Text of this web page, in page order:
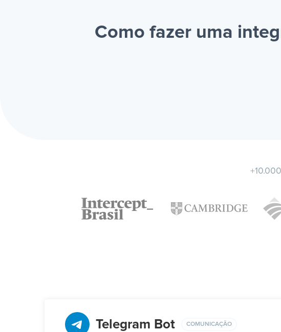
Como fazer uma
Telegram Bot COMUNICAÇÃO